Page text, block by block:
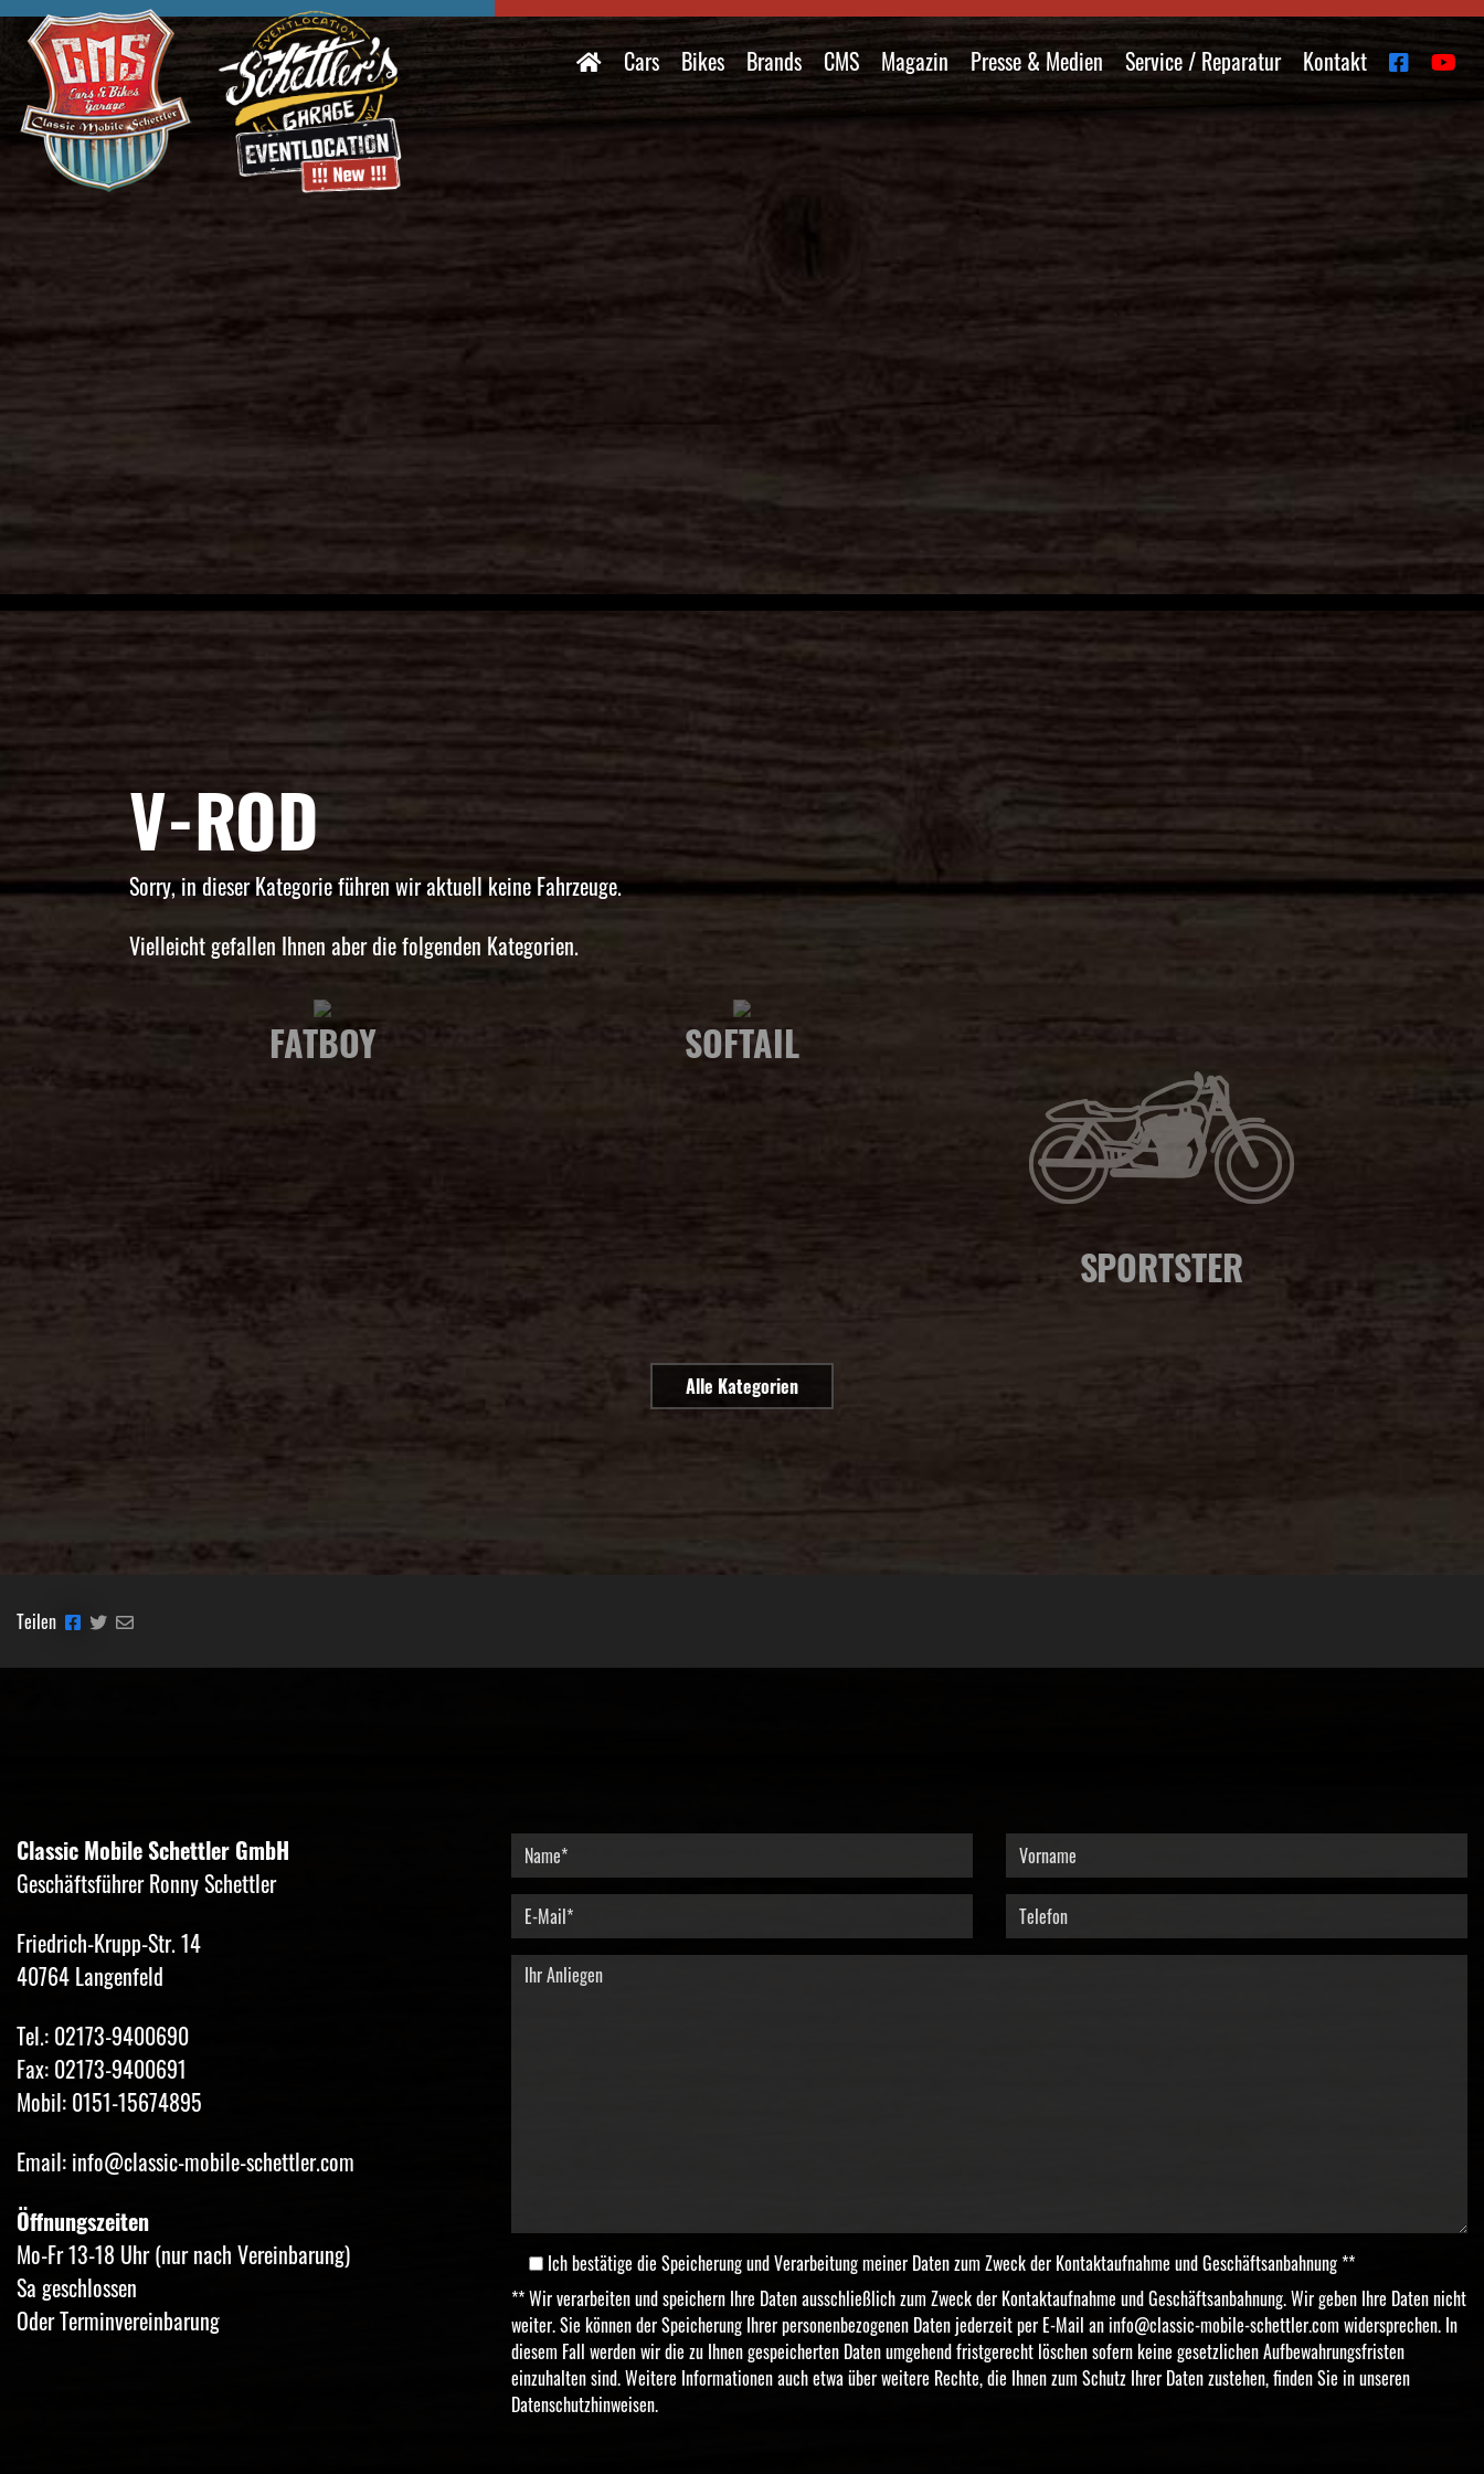
V-ROD
Sorry, in dieser Kategorie führen wir aktuell keine Fahrzeuge.
Vielleicht gefallen Ihnen aber die folgenden Kategorien.
FATBOY SOFTAIL
SPORTSTER
Alle Kategorien
Teilen
Classic Mobile Schettler GmbH
Geschäftsführer Ronny Schettler
Friedrich-Krupp-Str. 14
40764 Langenfeld
Tel.: 02173-9400690
Fax: 02173-9400691
Mobil: 0151-15674895
Email: info@classic-mobile-schettler.com
Öffnungszeiten
Mo-Fr 13-18 Uhr (nur nach Vereinbarung)
Sa geschlossen
Oder Terminvereinbarung
Ich bestätige die Speicherung und Verarbeitung meiner Daten zum Zweck der Kontaktaufnahme und Geschäftsanbahnung **
** Wir verarbeiten und speichern Ihre Daten ausschließlich zum Zweck der Kontaktaufnahme und Geschäftsanbahnung. Wir geben Ihre Daten nicht
weiter. Sie können der Speicherung Ihrer personenbezogenen Daten jederzeit per E-Mail an info@classic-mobile-schettler.com widersprechen. In
diesem Fall werden wir die zu Ihnen gespeicherten Daten umgehend fristgerecht löschen sofern keine gesetzlichen Aufbewahrungsfristen
einzuhalten sind. Weitere Informationen auch etwa über weitere Rechte, die Ihnen zum Schutz Ihrer Daten zustehen, finden Sie in unseren
Datenschutzhinweisen.
Cars Bikes Brands CMS Magazin Presse & Medien Service / Reparatur Kontakt